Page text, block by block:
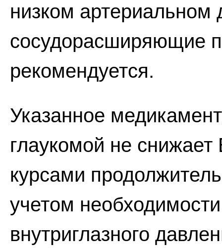
низком артериальном
сосудорасширяющие
рекомендуется.
Указанное
глаукомой не
курсами
учетом
внутриглазного